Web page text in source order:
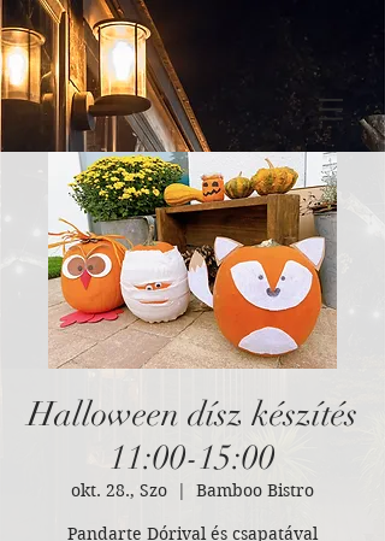
Halloween dísz készítés
11:00-15:00
okt. 28., Szo
  |
Bamboo Bistro
Pandarte Dórival és csapatával